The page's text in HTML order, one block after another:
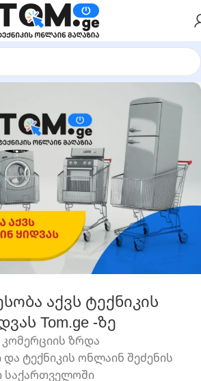
აქვს ტექნიკის
Tom.ge -ზე
ზრდა
ტექნიკის ონლაინ შეძენის
საქართველოში